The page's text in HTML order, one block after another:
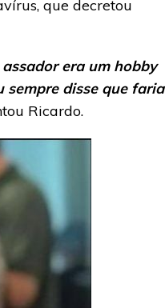
que decretou
era um hobby
sempre disse que faria
Ricardo.